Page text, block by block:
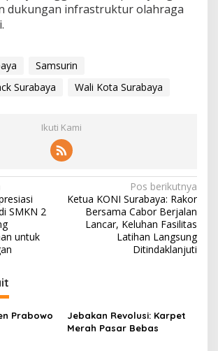
dukungan infrastruktur olahraga
Samsurin
Surabaya
Wali Kota Surabaya
Ikuti Kami
SMKN 2
untuk
Pos berikutnya
Ketua KONI Surabaya: Rakor
Bersama Cabor Berjalan
Lancar, Keluhan Fasilitas
Latihan Langsung
Ditindaklanjuti
Prabowo
Jebakan Revolusi: Karpet
Merah Pasar Bebas